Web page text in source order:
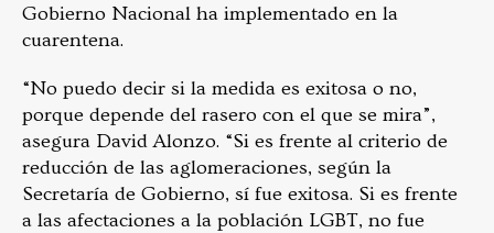
Gobierno Nacional ha implementado en la
cuarentena.
“No puedo decir si la medida es exitosa o no,
porque depende del rasero con el que se mira”,
asegura David Alonzo. “Si es frente al criterio de
reducción de las aglomeraciones, según la
Secretaría de Gobierno, sí fue exitosa. Si es frente
a las afectaciones a la población LGBT, no fue